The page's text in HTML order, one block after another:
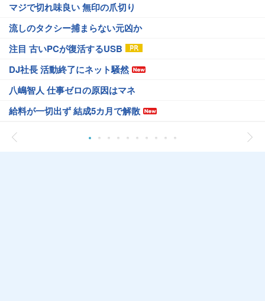
マジで切れ味良い 無印の爪切り
流しのタクシー捕まらない元凶か
注目 古いPCが復活するUSB
DJ社長 活動終了にネット騒然
八嶋智人 仕事ゼロの原因はマネ
給料が一切出ず 結成5カ月で解散